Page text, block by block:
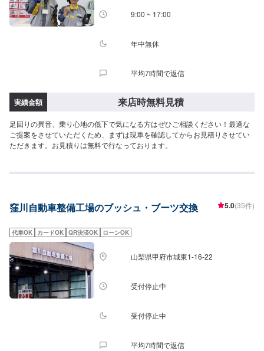
9:00 ~ 17:00
年中無休
平均7時間で返信
実績金額 来店時無料見積
足回りの異音、乗り心地の低下で気になる方はぜひご相談ください！最適な
ご提案をさせていただくため、まずは現車を確認してからお見積りさせてい
ただきます。お見積りは無料で行なっております。
窪川自動車整備工場のブッシュ・ブーツ交換 5.0(35件)
代車OK カードOK QR決済OK ローンOK
山梨県甲府市城東1-16-22
受付停止中
受付停止中
平均7時間で返信